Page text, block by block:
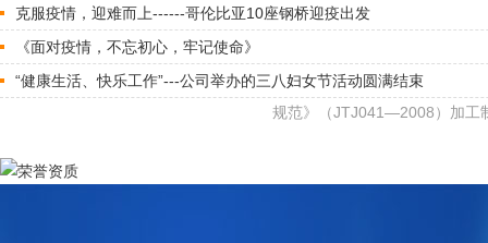
克服疫情，迎难而上------哥伦比亚10座钢桥迎疫出发
《面对疫情，不忘初心，牢记使命》
“健康生活、快乐工作”---公司举办的三八妇女节活动圆满结束
规范》（JTJ041—2008）加工